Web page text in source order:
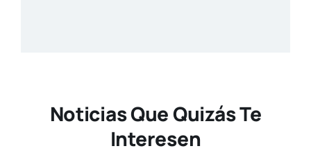
Noticias Que Quizás Te
Interesen